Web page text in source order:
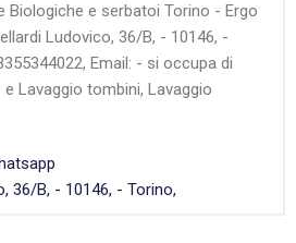
Biologiche e serbatoi Torino - Ergo
Ludovico, 36/B, - 10146, -
Email: - si occupa di
Lavaggio tombini, Lavaggio
36/B, - 10146, - Torino,